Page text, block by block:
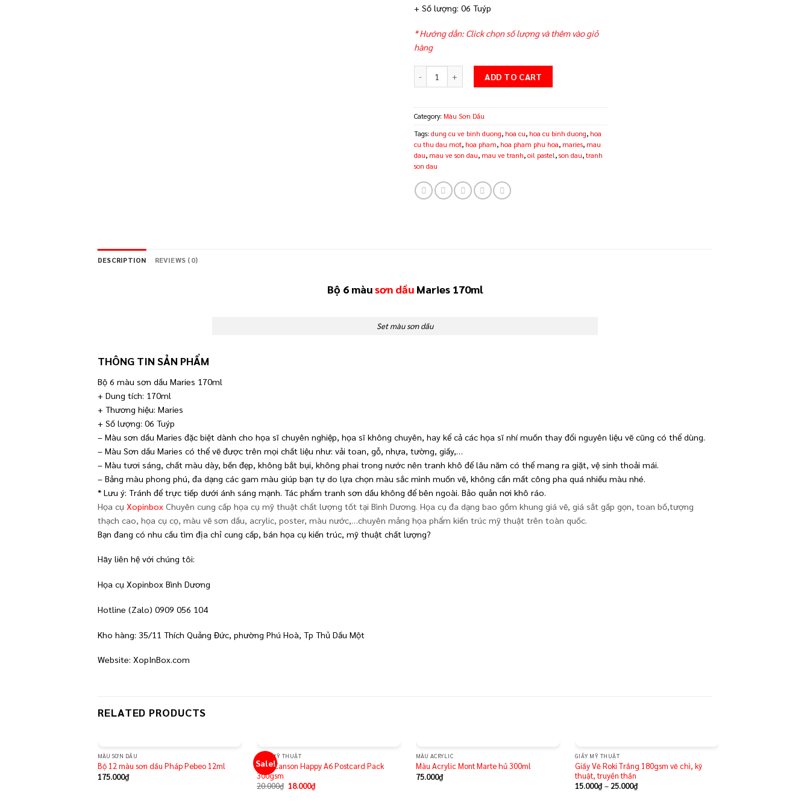
+ Số lượng: 06 Tuýp
* Hướng dẫn: Click chọn số lượng và thêm vào giỏ
hàng
ADD TO CART
Category: Màu Sơn Dầu
Tags: dung cu ve binh duong, hoa cu, hoa cu binh duong, hoa
cu thu dau mot, hoa pham, hoa pham phu hoa, maries, mau
dau, mau ve son dau, mau ve tranh, oil pastel , son dau, tranh
son dau
DESCRIPTION REVIEWS (0)
Bộ 6 màusơn dầuMaries 170ml
Set màu sơn dầu
THÔNG TIN SẢN PHẨM
Bộ 6 màu sơn dầu Maries 170ml
+ Dung tích: 170ml
+ Thương hiệu: Maries
+ Số lượng: 06 Tuýp
– Màu sơn dầu Maries đặc biệt dành cho họa sĩ chuyên nghiệp, họa sĩ không chuyên, hay kể cả các họa sĩ nhí muốn thay đổi nguyên liệu vẽ cũng có thể dùng.
– Màu Sơn dầu Maries có thể vẽ được trên mọi chất liệu như: vải toan, gỗ, nhựa, tường, giấy,…
– Màu tươi sáng, chất màu dày, bền đẹp, không bắt bụi, không phai trong nước nên tranh khô để lâu năm có thể mang ra giặt, vệ sinh thoải mái.
– Bảng màu phong phú, đa dạng các gam màu giúp bạn tự do lựa chọn màu sắc mình muốn vẽ, không cần mất công pha quá nhiều màu nhé.
* Lưu ý: Tránh để trực tiếp dưới ánh sáng mạnh. Tác phẩm tranh sơn dầu không để bên ngoài. Bảo quản nơi khô ráo.
Họa cụ Xopinbox Chuyên cung cấp họa cụ mỹ thuật chất lượng tốt tại Bình Dương. Họa cụ đa dạng bao gồm khung giá vẽ, giá sắt gấp gọn, toan bố,tượng
thạch cao, họa cụ cọ, màu vẽ sơn dầu, acrylic, poster, màu nước,…chuyên mảng họa phẩm kiến trúc mỹ thuật trên toàn quốc.
Bạn đang có nhu cầu tìm địa chỉ cung cấp, bán họa cụ kiến trúc, mỹ thuật chất lượng?
Hãy liên hệ với chúng tôi:
Họa cụ Xopinbox Bình Dương
Hotline (Zalo) 0909 056 104
Kho hàng: 35/11 Thích Quảng Đức, phường Phú Hoà, Tp Thủ Dầu Một
Website: XopInBox.com
RELATED PRODUCTS
Add to
wishlist
MÀU SƠN DẦU
Bộ 12 màu sơn dầu Pháp Pebeo 12ml
175.000₫
Sale!
Add to
wishlist
GIẤY MỸ THUẬT
Giấy Canson Happy A6 Postcard Pack
300gsm
20.000₫ 18.000₫
wishlist
MÀU ACRYLIC
Màu Acrylic Mont Marte hủ 300ml
75.000₫
Add to
wishlist
GIẤY MỸ THUẬT
Giấy Vẽ Roki Trắng 180gsm vẽ chì, kỹ
thuật, truyền thần
15.000₫– 25.000₫